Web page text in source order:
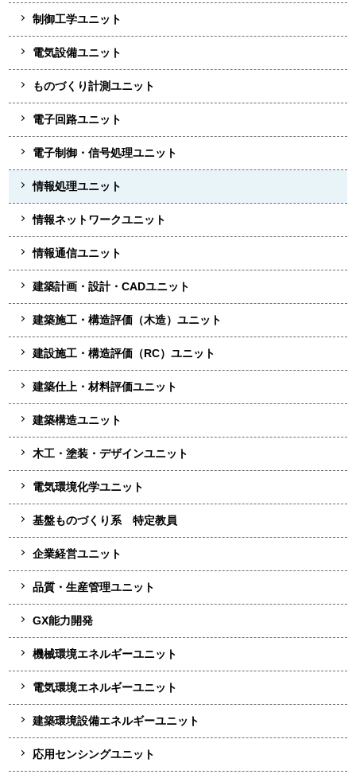
制御工学ユニット
電気設備ユニット
ものづくり計測ユニット
電子回路ユニット
電子制御・信号処理ユニット
情報処理ユニット
情報ネットワークユニット
情報通信ユニット
建築計画・設計・CADユニット
建築施工・構造評価（木造）ユニット
建設施工・構造評価（RC）ユニット
建築仕上・材料評価ユニット
建築構造ユニット
木工・塗装・デザインユニット
電気環境化学ユニット
基盤ものづくり系 特定教員
企業経営ユニット
品質・生産管理ユニット
GX能力開発
機械環境エネルギーユニット
電気環境エネルギーユニット
建築環境設備エネルギーユニット
応用センシングユニット